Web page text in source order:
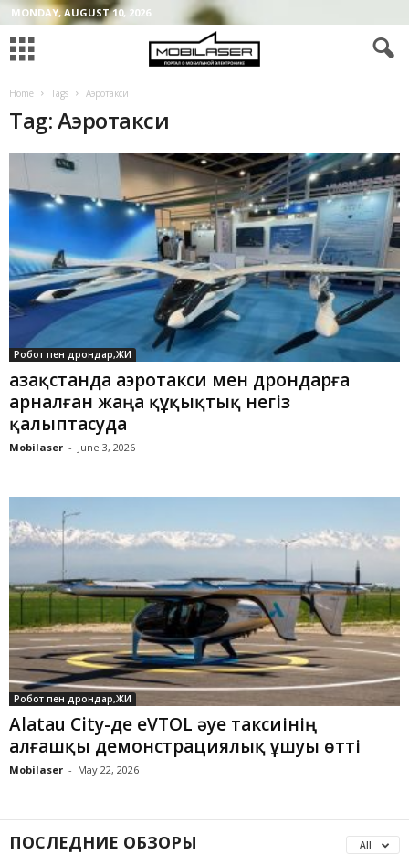
MONDAY, AUGUST 10, 2026
Home Tags Аэротакси
Tag: Аэротакси
Робот пен дрондар,ЖИ
Қазақстанда аэротакси мен дрондарға
арналған жаңа құқықтық негіз
қалыптасуда
Mobilaser - June 3, 2026
Робот пен дрондар,ЖИ
Alatau City-де eVTOL әуе таксиінің
алғашқы демонстрациялық ұшуы өтті
Mobilaser - May 22, 2026
ПОСЛЕДНИЕ ОБЗОРЫ All